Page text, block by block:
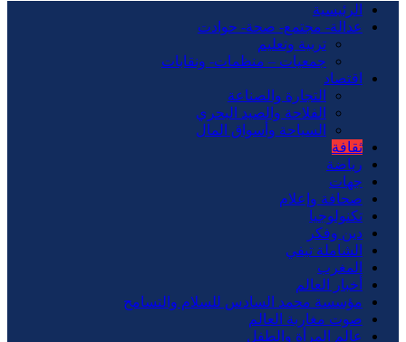
الرئيسية
عدالة- مجتمع- صحة- حوادت
تربية وتعليم
جمعيات – منظمات- ونقابات
اقتصاد
التجارة والصناعة
الفلاحة والصيد البحري
السياحة وأسواق المال
ثقافة
رياضة
جهات
صحافة وإعلام
تكنولوجيا
دين وفكر
الشاملة تيفي
المغرب
أخبار العالم
مؤسسة محمد السادس للسلام والتسامح
صوت مغاربة العالم
عالم المرأة والطفل